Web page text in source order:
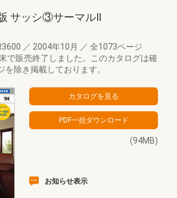
サッシ③サーマルⅡ
／ 2004年10月 ／ 全1073ページ
で販売終了しました。このカタログは確
除き掲載しております。
(94MB)
お知らせ表示